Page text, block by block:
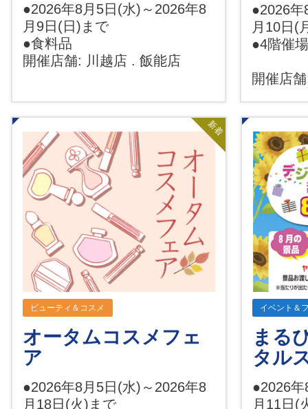
●2026年8月5日(水)～2026年8
月9日(日)まで
●食料品
開催店舗: 川越店 . 飯能店
●2026年
月10日(
●4階催場
開催店
新着
ビューティ＆コスメ
オータムコスメフェ
ア
●2026年8月5日(水)～2026年8
月18日(火)まで
イベント＆
まる
タル
●2026
月11日(